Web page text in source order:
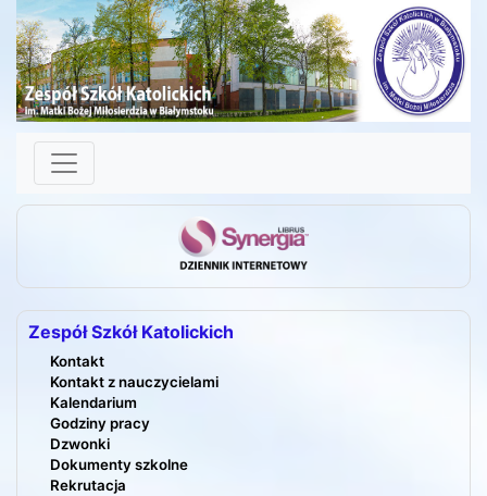
Skip to content
Zespół Szkół Katolickich
Kontakt
Kontakt z nauczycielami
Kalendarium
Godziny pracy
Dzwonki
Dokumenty szkolne
Rekrutacja